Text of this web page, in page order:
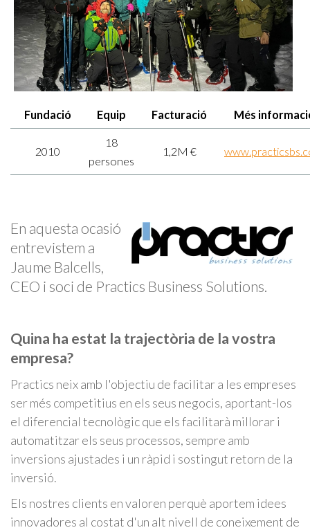
Fundació Equip Facturació Més
2010
18
persones
1,2M €
En aquesta ocasió
entrevistem a
Jaume Balcells,
CEO i soci de Practics Business Solutions.
Quina ha estat la trajectòria de la vostra
empresa?
Practics neix amb l'objectiu de facilitar a les empreses
ser més competitius en els seus negocis, aportant-los
el diferencial tecnològic que els facilitarà millorar i
automatitzar els seus processos, sempre amb
inversions ajustades i un ràpid i sostingut retorn de la
inversió.
Els nostres clients en valoren perquè aportem idees
innovadores al costat d'un alt nivell de coneixement de